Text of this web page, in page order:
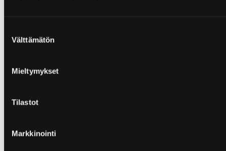
valinta
Välttämätön
Mieltymykset
Tilastot
Markkinointi